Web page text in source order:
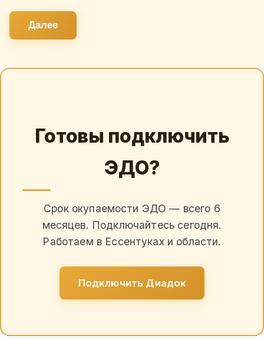
Далее
Готовы подключить
ЭДО?
Срок окупаемости ЭДО — всего 6
месяцев. Подключайтесь сегодня.
Работаем в Ессентуках и области.
Подключить Диадок